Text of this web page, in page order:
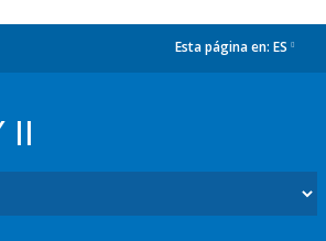
Esta página en: ES
II